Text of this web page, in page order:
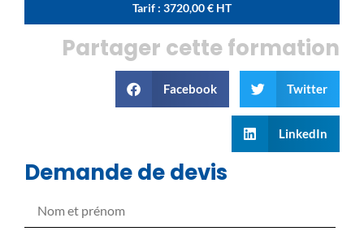
Tarif : 3720,00€ HT
Partager cette formation
Facebook Twitter
LinkedIn
Demande de devis